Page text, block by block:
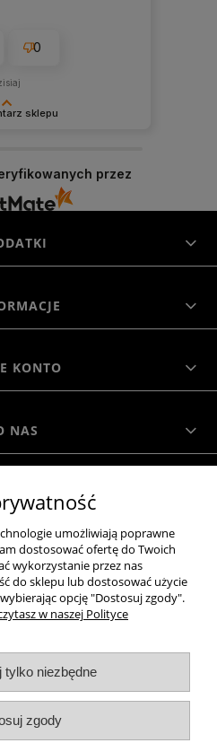
sklepu
z Tobą na dłużej. Z
zespół Morowo
0
przez
KONTO
NAS
MOROWO © 2018
wersję strony
ODZNAKI
umożliwiają poprawne
dostosować ofertę do Twoich
wykorzystanie przez nas
do sklepu lub dostosować użycie
opcję "Dostosuj zgody".
w naszej Polityce
tylko niezbędne
zgody